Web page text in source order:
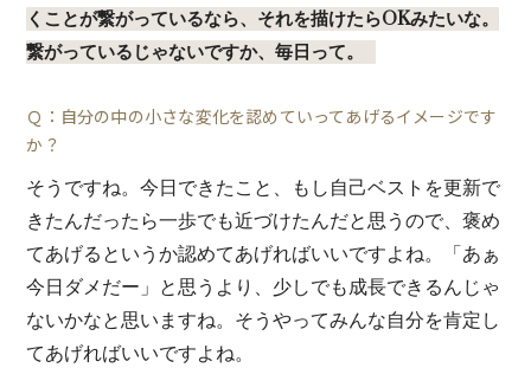
くことが繋がっているなら、それを描けたらOKみたいな。
繋がっているじゃないですか、毎日って。
Ｑ：自分の中の小さな変化を認めていってあげるイメージです
か？
そうですね。今日できたこと、もし自己ベストを更新で
きたんだったら一歩でも近づけたんだと思うので、褒め
てあげるというか認めてあげればいいですよね。「あぁ
今日ダメだー」と思うより、少しでも成長できるんじゃ
ないかなと思いますね。そうやってみんな自分を肯定し
てあげればいいですよね。